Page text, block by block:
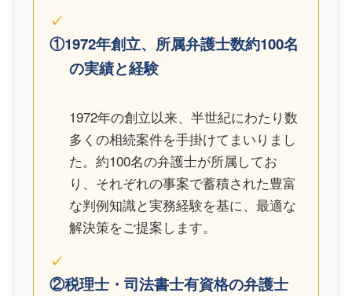
①1972年創立、所属弁護士数約100名
の実績と経験
1972年の創立以来、半世紀にわたり数
多くの相続案件を手掛けてまいりまし
た。約100名の弁護士が所属してお
り、それぞれの事案で蓄積された豊富
な判例知識と実務経験を基に、最適な
解決策をご提案します。
②税理士・司法書士有資格の弁護士